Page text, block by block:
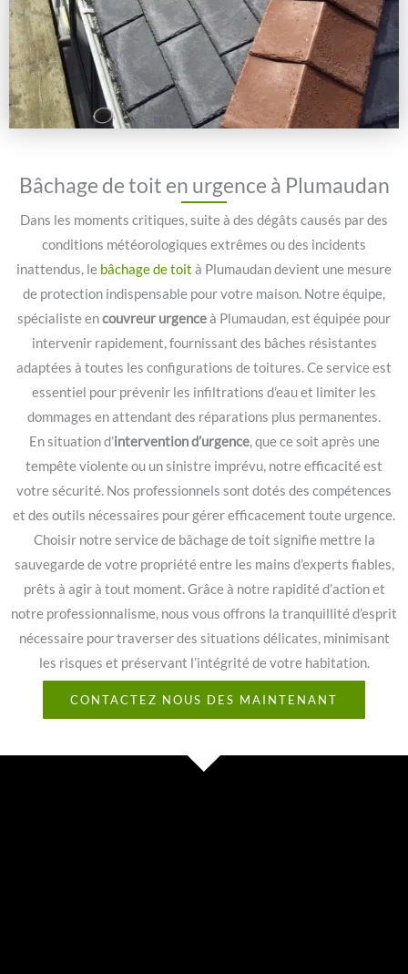
Bâchage de toit en urgence à Plumaudan
Dans les moments critiques, suite à des dégâts causés par des
conditions météorologiques extrêmes ou des incidents
inattendus, le bâchage de toit à Plumaudan devient une mesure
de protection indispensable pour votre maison. Notre équipe,
spécialiste encouvreur urgenceà Plumaudan, est équipée pour
intervenir rapidement, fournissant des bâches résistantes
adaptées à toutes les configurations de toitures. Ce service est
essentiel pour prévenir les infiltrations d’eau et limiter les
dommages en attendant des réparations plus permanentes.
En situation d’intervention d’urgence, que ce soit après une
tempête violente ou un sinistre imprévu, notre efficacité est
votre sécurité. Nos professionnels sont dotés des compétences
et des outils nécessaires pour gérer efficacement toute urgence.
Choisir notre service de bâchage de toit signifie mettre la
sauvegarde de votre propriété entre les mains d’experts fiables,
prêts à agir à tout moment. Grâce à notre rapidité d’action et
notre professionnalisme, nous vous offrons la tranquillité d’esprit
nécessaire pour traverser des situations délicates, minimisant
les risques et préservant l’intégrité de votre habitation.
CONTACTEZ NOUS DES MAINTENANT